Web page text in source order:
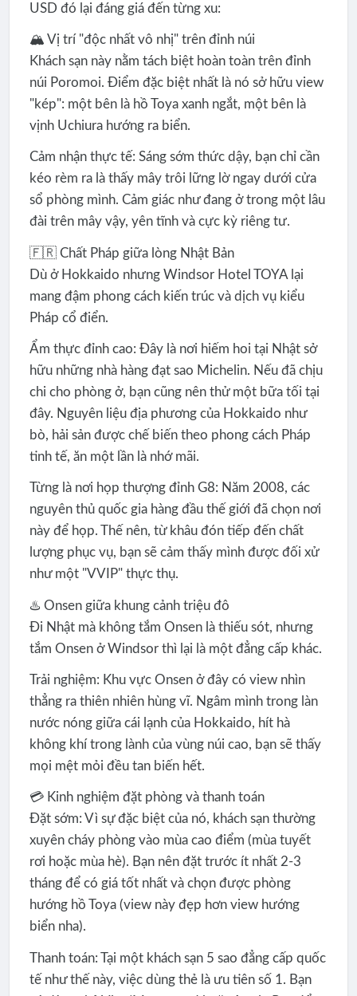
USD đó lại đáng giá đến từng xu:
🏔️ Vị trí "độc nhất vô nhị" trên đỉnh núi
Khách sạn này nằm tách biệt hoàn toàn trên đỉnh
núi Poromoi. Điểm đặc biệt nhất là nó sở hữu view
"kép": một bên là hồ Toya xanh ngắt, một bên là
vịnh Uchiura hướng ra biển.
Cảm nhận thực tế: Sáng sớm thức dậy, bạn chỉ cần
kéo rèm ra là thấy mây trôi lững lờ ngay dưới cửa
sổ phòng mình. Cảm giác như đang ở trong một lâu
đài trên mây vậy, yên tĩnh và cực kỳ riêng tư.
🇫🇷 Chất Pháp giữa lòng Nhật Bản
Dù ở Hokkaido nhưng Windsor Hotel TOYA lại
mang đậm phong cách kiến trúc và dịch vụ kiểu
Pháp cổ điển.
Ẩm thực đỉnh cao: Đây là nơi hiếm hoi tại Nhật sở
hữu những nhà hàng đạt sao Michelin. Nếu đã chịu
chi cho phòng ở, bạn cũng nên thử một bữa tối tại
đây. Nguyên liệu địa phương của Hokkaido như
bò, hải sản được chế biến theo phong cách Pháp
tinh tế, ăn một lần là nhớ mãi.
Từng là nơi họp thượng đỉnh G8: Năm 2008, các
nguyên thủ quốc gia hàng đầu thế giới đã chọn nơi
này để họp. Thế nên, từ khâu đón tiếp đến chất
lượng phục vụ, bạn sẽ cảm thấy mình được đối xử
như một "VVIP" thực thụ.
♨️ Onsen giữa khung cảnh triệu đô
Đi Nhật mà không tắm Onsen là thiếu sót, nhưng
tắm Onsen ở Windsor thì lại là một đẳng cấp khác.
Trải nghiệm: Khu vực Onsen ở đây có view nhìn
thẳng ra thiên nhiên hùng vĩ. Ngâm mình trong làn
nước nóng giữa cái lạnh của Hokkaido, hít hà
không khí trong lành của vùng núi cao, bạn sẽ thấy
mọi mệt mỏi đều tan biến hết.
💳 Kinh nghiệm đặt phòng và thanh toán
Đặt sớm: Vì sự đặc biệt của nó, khách sạn thường
xuyên cháy phòng vào mùa cao điểm (mùa tuyết
rơi hoặc mùa hè). Bạn nên đặt trước ít nhất 2-3
tháng để có giá tốt nhất và chọn được phòng
hướng hồ Toya (view này đẹp hơn view hướng
biển nha).
Thanh toán: Tại một khách sạn 5 sao đẳng cấp quốc
tế như thế này, việc dùng thẻ là ưu tiên số 1. Bạn